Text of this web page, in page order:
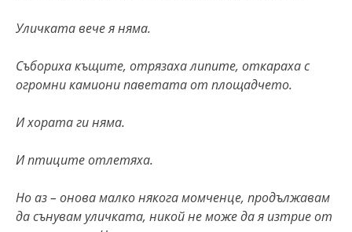
Уличката вече я няма.
Събориха къщите, отрязаха липите, откараха с
огромни камиони паветата от площадчето.
И хората ги няма.
И птиците отлетяха.
Но аз – онова малко някога момченце, продължавам
да сънувам уличката, никой не може да я изтрие от